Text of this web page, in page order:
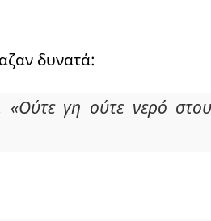
δυνατά:
«Ούτε γη ούτε νερό